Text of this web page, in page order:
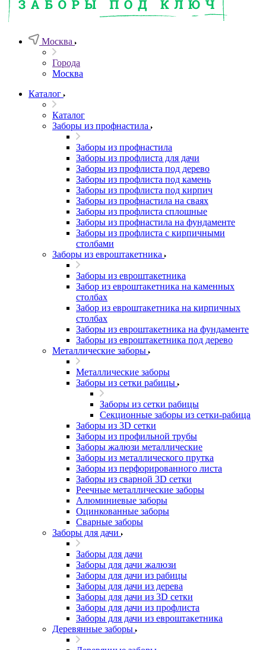
Москва
Города
Москва
Каталог
Каталог
Заборы из профнастила
Заборы из профнастила
Заборы из профлиста для дачи
Заборы из профлиста под дерево
Заборы из профлиста под камень
Заборы из профлиста под кирпич
Заборы из профнастила на сваях
Заборы из профлиста сплошные
Заборы из профнастила на фундаменте
Заборы из профлиста с кирпичными
столбами
Заборы из евроштакетника
Заборы из евроштакетника
Забор из евроштакетника на каменных
столбах
Забор из евроштакетника на кирпичных
столбах
Заборы из евроштакетника на фундаменте
Заборы из евроштакетника под дерево
Металлические заборы
Металлические заборы
Заборы из сетки рабицы
Заборы из сетки рабицы
Секционные заборы из сетки-рабица
Заборы из 3D сетки
Заборы из профильной трубы
Заборы жалюзи металлические
Заборы из металлического прутка
Заборы из перфорированного листа
Заборы из сварной 3D сетки
Реечные металлические заборы
Алюминиевые заборы
Оцинкованные заборы
Сварные заборы
Заборы для дачи
Заборы для дачи
Заборы для дачи жалюзи
Заборы для дачи из рабицы
Заборы для дачи из дерева
Заборы для дачи из 3D сетки
Заборы для дачи из профлиста
Заборы для дачи из евроштакетника
Деревянные заборы